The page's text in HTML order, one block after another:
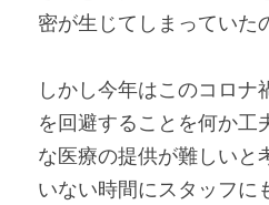
密が生じてしまっていた
しかし今年はこのコロ
を回避することを何か工
な医療の提供が難しいと
いない時間にスタッフに